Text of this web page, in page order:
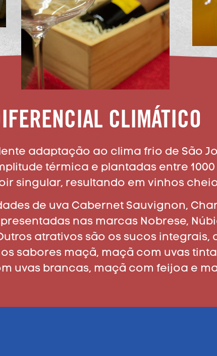
CLIMÁTICO
adaptação ao clima frio de São
térmica e plantadas entre 1000
singular, resultando em vinhos
de uva Cabernet Sauvignon,
nas marcas Nobrese,
atrativos são os sucos
sabores maçã, maçã com uvas
uvas brancas, maçã com feijoa e